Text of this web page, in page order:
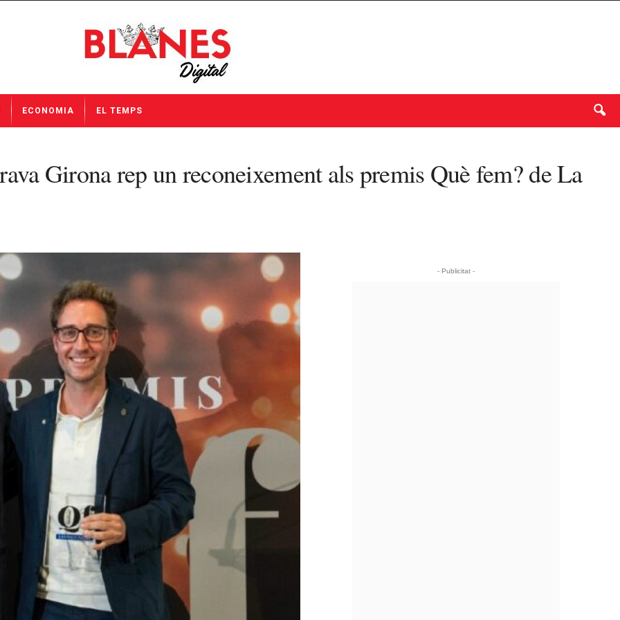
ECONOMIA EL TEMPS
Girona rep un reconeixement als premis Què fem? de La
- Publicitat -